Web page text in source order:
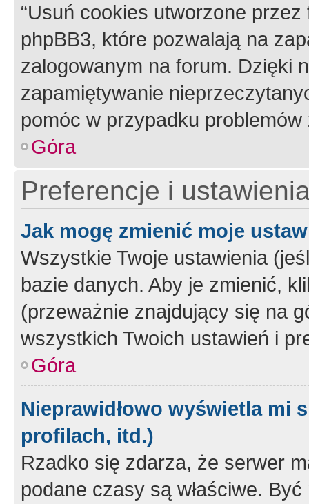
“Usuń cookies utworzone
phpBB3, które pozwalają na
zalogowanym na forum. Dzięki
zapamiętywanie
pomóc w przypadku
Góra
Preferencje i
Jak mogę zmienić moje
Wszystkie Twoje ustawienia
bazie danych. Aby je zmienić,
(przeważnie znajdujący się na
wszystkich Twoich ustawień i
Góra
Nieprawidłowo wyświetla mi
profilach, itd.)
Rzadko się zdarza, że serwer
podane czasy są właściwe.